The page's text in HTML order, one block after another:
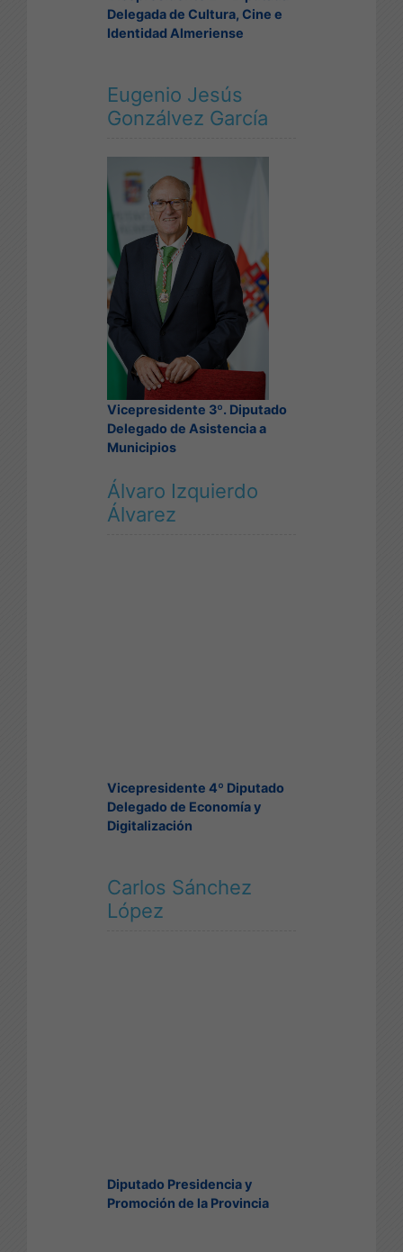
Vicepresidente 2º · Diputada
Delegada de Cultura, Cine e
Eugenio Jesús
Gonzálvez García
Vicepresidente 3º. Diputado
Delegado de Asistencia a
Municipios
Álvaro Izquierdo
Álvarez
Vicepresidente 4º Diputado
Delegado de Economía y
Carlos Sánchez
López
Diputado Presidencia y